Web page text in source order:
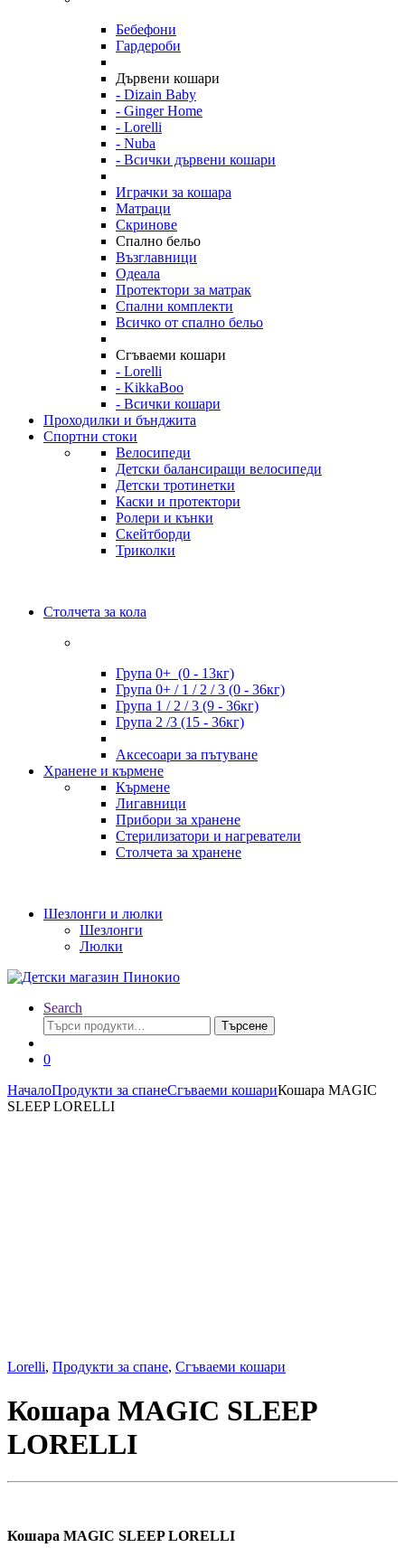
Бебефони
Гардероби
Дървени кошари
- Dizain Baby
- Ginger Home
- Lorelli
- Nuba
- Всички дървени кошари
Играчки за кошара
Матраци
Скринове
Спално бельо
Възглавници
Одеала
Протектори за матрак
Спални комплекти
Всичко от спално бельо
Сгъваеми кошари
- Lorelli
- KikkaBoo
- Всички кошари
Проходилки и бънджита
Спортни стоки
Велосипеди
Детски балансиращи велосипеди
Детски тротинетки
Каски и протектори
Ролери и кънки
Скейтборди
Триколки
Столчета за кола
Група 0+ (0 - 13кг)
Група 0+ / 1 / 2 / 3 (0 - 36кг)
Група 1 / 2 / 3 (9 - 36кг)
Група 2 /3 (15 - 36кг)
Аксесоари за пътуване
Хранене и кърмене
Кърмене
Лигавници
Прибори за хранене
Стерилизатори и нагреватели
Столчета за хранене
Шезлонги и люлки
Шезлонги
Люлки
Search
Търсене
за:
Търсене
0
НачалоПродукти за спанеСгъваеми кошариКошара MAGIC
SLEEP LORELLI
Lorelli, Продукти за спане, Сгъваеми кошари
Кошара MAGIC SLEEP
LORELLI
Кошара MAGIC SLEEP LORELLI